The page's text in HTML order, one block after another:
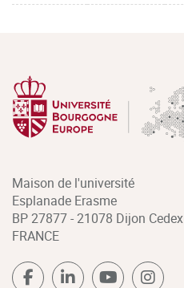
Maison de l'université
Esplanade Erasme
BP 27877 - 21078 Dijon Cedex
FRANCE